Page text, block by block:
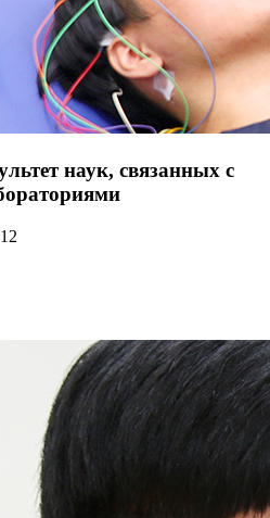
наук, связанных с